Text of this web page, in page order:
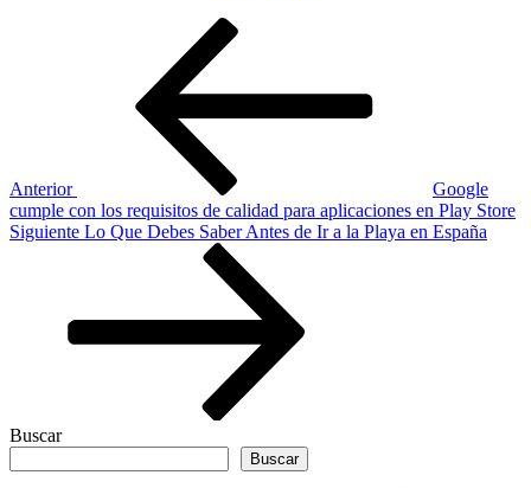
Anterior
Google
cumple con los requisitos de calidad para aplicaciones en Play Store
Siguiente
Siguiente Lo Que Debes Saber Antes de Ir a la Playa en España
Buscar
Buscar